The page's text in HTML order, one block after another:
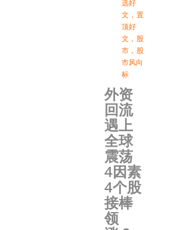
选好
文 ， 置
顶好
文 ， 股
市 ， 股
市风向
标
外资
回流
遇上
全球
震荡
4因素
4个股
接棒
领